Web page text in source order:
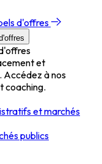
d'offres
et
Accédez à nos
coaching.
et marchés
publics